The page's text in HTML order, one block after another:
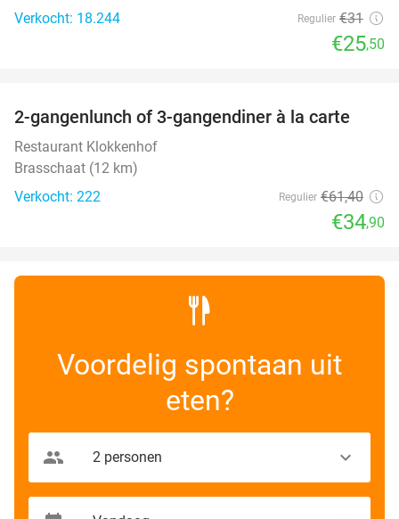
Verkocht: 18.244 Regulier €31
€25,50
43%
2-gangenlunch of 3-gangendiner à la carte
Restaurant Klokkenhof
Brasschaat (12 km)
Verkocht: 222
Regulier €61,40
€34,90
Voordelig spontaan uit
eten?